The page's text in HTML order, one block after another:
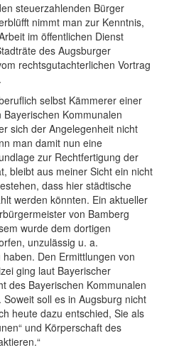
steuerzahlenden Bürger
nimmt man zur Kenntnis,
im öffentlichen Dienst
des Augsburger
rechtsgutachterlichen Vortrag
selbst Kämmerer einer
Kommunalen
sich der Angelegenheit nicht
man damit nun eine
zur Rechtfertigung der
bleibt aus meiner Sicht ein nicht
dass hier städtische
werden könnten. Ein aktueller
von Bamberg
wurde dem dortigen
unzulässig u. a.
Den Ermittlungen von
ging laut Bayerischer
des Bayerischen Kommunalen
soll es in Augsburg nicht
heute dazu entschied, Sie als
und Körperschaft des